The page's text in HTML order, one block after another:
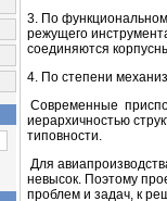
3. По
режущего
соединяются
4. По степени
Современные
иерархичностью
типовности.
Для
невысок. Поэтому
проблем и задач, к